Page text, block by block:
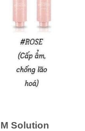
Solution